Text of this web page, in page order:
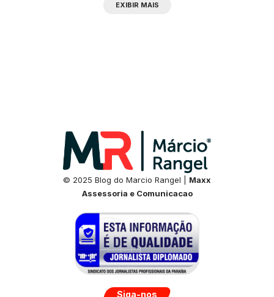
EXIBIR MAIS
© 2025 Blog do Marcio Rangel | Maxx
Assessoria e Comunicacao
Siga-nos